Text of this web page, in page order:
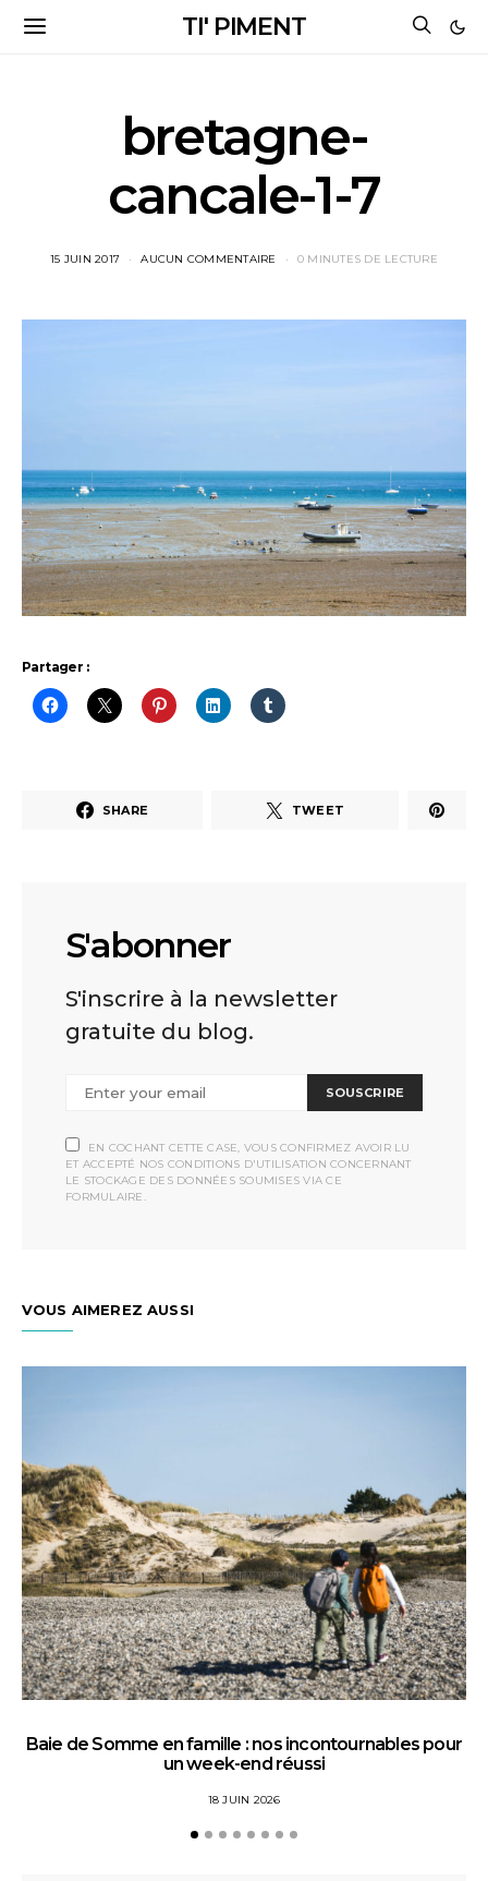
TI' PIMENT
bretagne-
cancale-1-7
15 JUIN 2017 AUCUN COMMENTAIRE 0 MINUTES DE LECTURE
Partager :
SHARE TWEET
S'abonner
S'inscrire à la newsletter
gratuite du blog.
SOUSCRIRE
EN COCHANT CETTE CASE, VOUS CONFIRMEZ AVOIR LU
ET ACCEPTÉ NOS CONDITIONS D'UTILISATION CONCERNANT
LE STOCKAGE DES DONNÉES SOUMISES VIA CE
FORMULAIRE.
VOUS AIMEREZ AUSSI
Baie de Somme en famille : nos incontournables pour
un week-end réussi
18 JUIN 2026